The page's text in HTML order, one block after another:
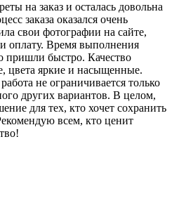
на заказ и осталась довольна
заказа оказался очень
свои фотографии на сайте,
оплату. Время выполнения
пришли быстро. Качество
цвета яркие и насыщенные.
не ограничивается только
других вариантов. В целом,
для тех, кто хочет сохранить
всем, кто ценит